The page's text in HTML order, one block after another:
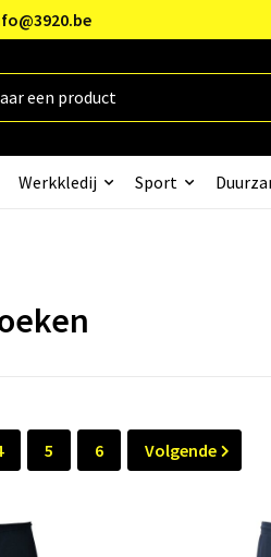
Werkkledij Sport
5 6 Volgende